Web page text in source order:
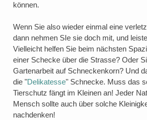
können.
Wenn Sie also wieder einmal eine
dann nehmen SIe sie doch mit, und
Vielleicht helfen Sie beim nächsten
einer Schecke über die Strasse? Oder
Gartenarbeit auf Schneckenkorn? Und
die "Delikatesse" Schnecke. Muss das
Tierschutz fängt im Kleinen an! Jeder
Mensch sollte auch über solche
nachdenken!